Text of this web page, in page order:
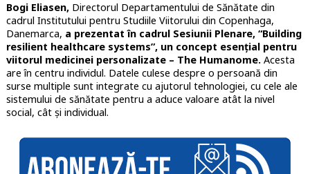
Bogi Eliasen, Directorul Departamentului de Sănătate din
cadrul Institutului pentru Studiile Viitorului din Copenhaga,
Danemarca, a prezentat în cadrul Sesiunii Plenare, “Building
resilient healthcare systems”, un concept esențial pentru
viitorul medicinei personalizate – The Humanome. Acesta
are în centru individul. Datele culese despre o persoană din
surse multiple sunt integrate cu ajutorul tehnologiei, cu cele ale
sistemului de sănătate pentru a aduce valoare atât la nivel
social, cât și individual.